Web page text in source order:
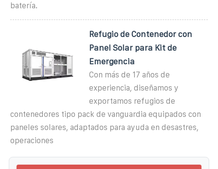
batería.
Refugio de Contenedor con
Panel Solar para Kit de
Emergencia
Con más de 17 años de
experiencia, diseñamos y
exportamos refugios de
contenedores tipo pack de vanguardia equipados con
paneles solares, adaptados para ayuda en desastres,
operaciones